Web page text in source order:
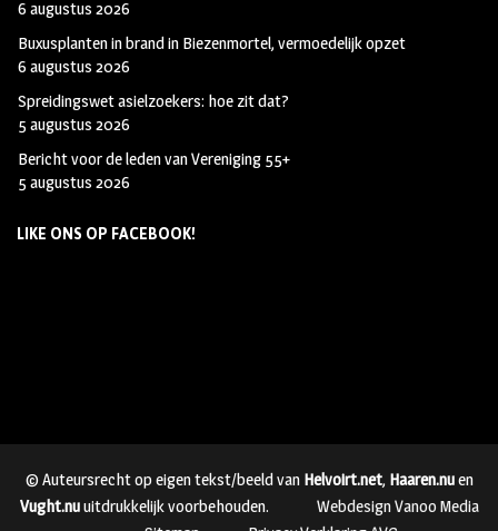
6 augustus 2026
Buxusplanten in brand in Biezenmortel, vermoedelijk opzet
6 augustus 2026
Spreidingswet asielzoekers: hoe zit dat?
5 augustus 2026
Bericht voor de leden van Vereniging 55+
5 augustus 2026
LIKE ONS OP FACEBOOK!
© Auteursrecht op eigen tekst/beeld van Helvoirt.net, Haaren.nuen
Vught.nuuitdrukkelijk voorbehouden.
Webdesign Vanoo Media